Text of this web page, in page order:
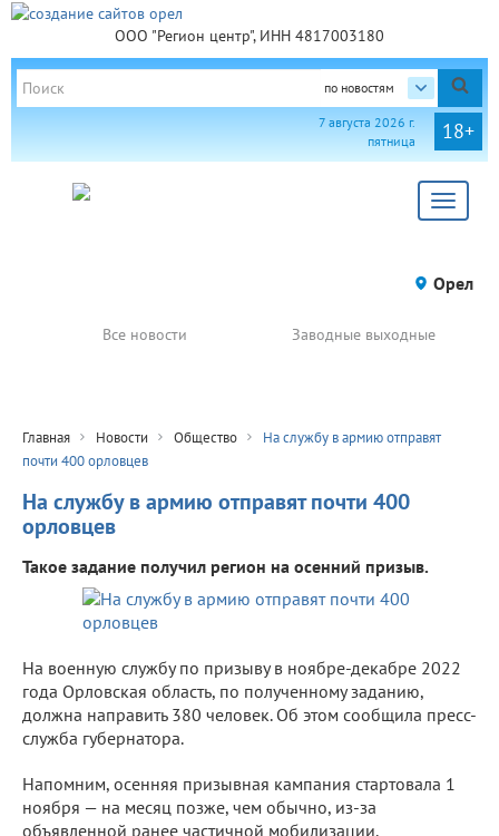
ООО "Регион центр", ИНН 4817003180
по новостям
18+
7 августа 2026 г.
пятница
Toggle
Орел
Все новости Заводные выходные
Главная Новости Общество
На службу в армию отправят
почти 400 орловцев
На службу в армию отправят почти 400
орловцев
Такое задание получил регион на осенний призыв.
На военную службу по призыву в ноябре-декабре 2022
года Орловская область, по полученному заданию,
должна направить 380 человек. Об этом сообщила пресс-
служба губернатора.
Напомним, осенняя призывная кампания стартовала 1
ноября — на месяц позже, чем обычно, из-за
объявленной ранее частичной мобилизации.